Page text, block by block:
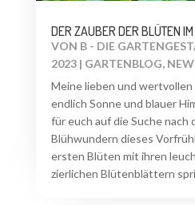
DER ZAUBER DER BLÜTEN
VON B - DIE
2023| GARTENBLOG,
Meine lieben und
endlich Sonne und blauer
für euch auf die Suche nach
Blühwundern dieses
ersten Blüten mit ihren
zierlichen Blütenblättern